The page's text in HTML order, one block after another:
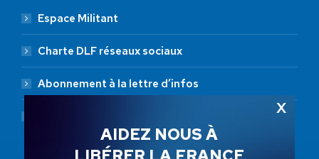
Espace Militant
Charte DLF réseaux sociaux
Abonnement à la lettre d’infos
AIDEZ NOUS À